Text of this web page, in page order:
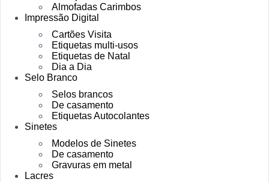
Almofadas Carimbos
Impressão Digital
Cartões Visita
Etiquetas multi-usos
Etiquetas de Natal
Dia a Dia
Selo Branco
Selos brancos
De casamento
Etiquetas Autocolantes
Sinetes
Modelos de Sinetes
De casamento
Gravuras em metal
Lacres